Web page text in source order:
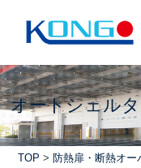
オートシェル
TOP > 防熱扉・断熱オ